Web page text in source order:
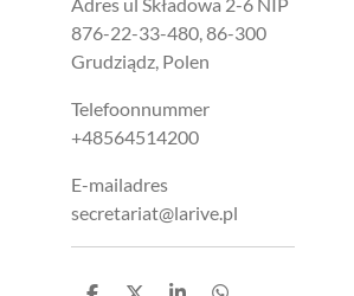
876-22-33-480, 86-300
Grudziądz, Polen
Telefoonnummer
+48564514200
E-mailadres
secretariat@larive.pl